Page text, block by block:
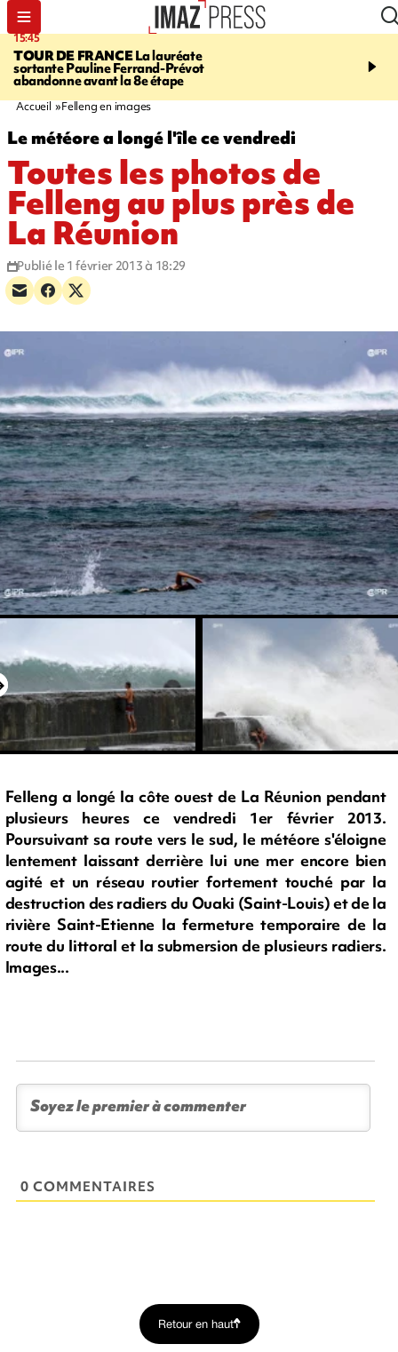
15:45
TOUR DE FRANCELa lauréate
sortante Pauline Ferrand-Prévot
abandonne avant la 8e étape
20:17
routière, concours de
Accueil Felleng en images
Le météore a longé l'île ce vendredi
Toutes les photos de
Felleng au plus près de
La Réunion
Publié le 1 février 2013 à 18:29
Felleng a longé la côte ouest de La Réunion pendant
plusieurs heures ce vendredi 1er février 2013.
Poursuivant sa route vers le sud, le météore s'éloigne
lentement laissant derrière lui une mer encore bien
agité et un réseau routier fortement touché par la
destruction des radiers du Ouaki (Saint-Louis) et de la
rivière Saint-Etienne la fermeture temporaire de la
route du littoral et la submersion de plusieurs radiers.
Images...
0 COMMENTAIRES
Retour en haut